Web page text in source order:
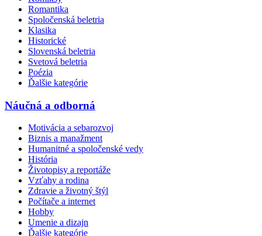
Romantika
Spoločenská beletria
Klasika
Historické
Slovenská beletria
Svetová beletria
Poézia
Ďalšie kategórie
Náučná a odborná
Motivácia a sebarozvoj
Biznis a manažment
Humanitné a spoločenské vedy
História
Životopisy a reportáže
Vzťahy a rodina
Zdravie a životný štýl
Počítače a internet
Hobby
Umenie a dizajn
Ďalšie kategórie